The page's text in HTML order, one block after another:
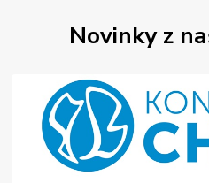
Novinky z